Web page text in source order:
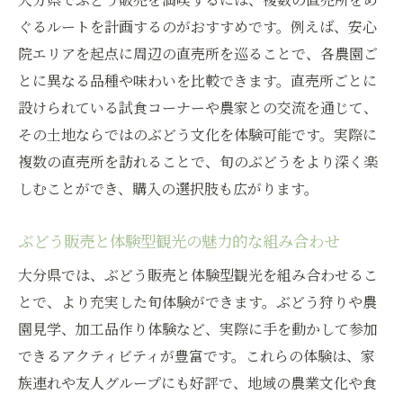
ぐるルートを計画するのがおすすめです。例えば、安心
院エリアを起点に周辺の直売所を巡ることで、各農園ご
とに異なる品種や味わいを比較できます。直売所ごとに
設けられている試食コーナーや農家との交流を通じて、
その土地ならではのぶどう文化を体験可能です。実際に
複数の直売所を訪れることで、旬のぶどうをより深く楽
しむことができ、購入の選択肢も広がります。
ぶどう販売と体験型観光の魅力的な組み合わせ
大分県では、ぶどう販売と体験型観光を組み合わせるこ
とで、より充実した旬体験ができます。ぶどう狩りや農
園見学、加工品作り体験など、実際に手を動かして参加
できるアクティビティが豊富です。これらの体験は、家
族連れや友人グループにも好評で、地域の農業文化や食